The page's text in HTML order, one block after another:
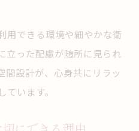
用できる環境や細やかな衛
立った配慮が随所に見られ
間設計が、心身共にリラッ
います。